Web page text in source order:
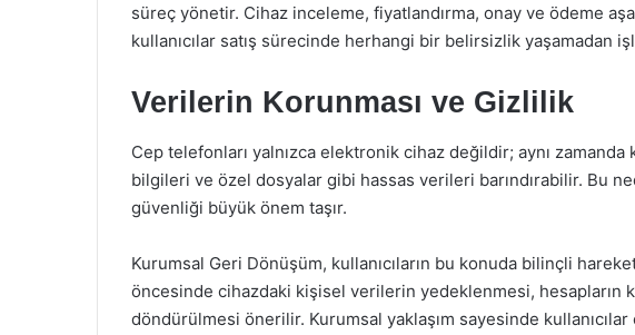
süreç yönetir. Cihaz inceleme, fiyatlandırma, onay ve ödeme
kullanıcılar satış sürecinde herhangi bir belirsizlik yaşamadan
Verilerin Korunması ve Gizlilik
Cep telefonları yalnızca elektronik cihaz değildir; aynı
bilgileri ve özel dosyalar gibi hassas verileri barındırabilir. Bu
güvenliği büyük önem taşır.
Kurumsal Geri Dönüşüm, kullanıcıların bu konuda bilinçli
öncesinde cihazdaki kişisel verilerin yedeklenmesi, hesapların
döndürülmesi önerilir. Kurumsal yaklaşım sayesinde